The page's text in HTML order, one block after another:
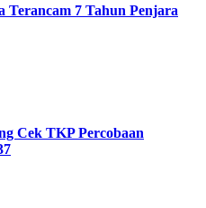
Terancam 7 Tahun Penjara
Cek TKP Percobaan